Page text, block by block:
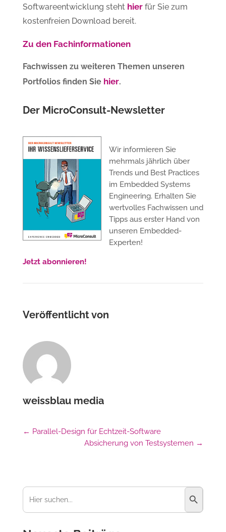
Softwareentwicklung steht hier für Sie zum
kostenfreien Download bereit.
Zu den Fachinformationen
Fachwissen zu weiteren Themen unseren
Portfolios finden Sie hier.
Der MicroConsult-Newsletter
Wir informieren Sie
mehrmals jährlich über
Trends und Best Practices
im Embedded Systems
Engineering. Erhalten Sie
wertvolles Fachwissen und
Tipps aus erster Hand von
unseren Embedded-
Experten!
Jetzt abonnieren!
Veröffentlicht von
weissblau media
← Parallel-Design für Echtzeit-Software
Absicherung von Testsystemen →
Suchen
nach: